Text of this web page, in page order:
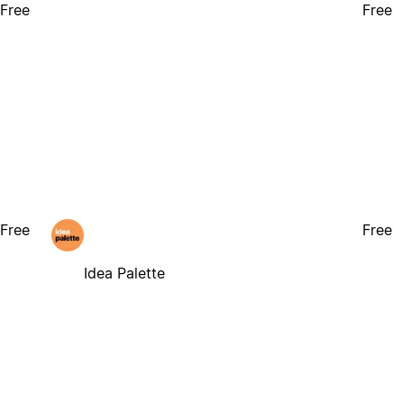
Free Free
Free
Idea Palette
Free